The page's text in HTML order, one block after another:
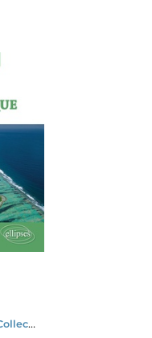
Christophe Leon-Collectif